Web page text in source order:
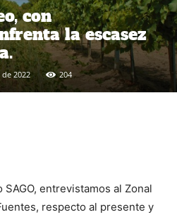
con
la escasez
2022 204
SAGO, entrevistamos al Zonal
respecto al presente y